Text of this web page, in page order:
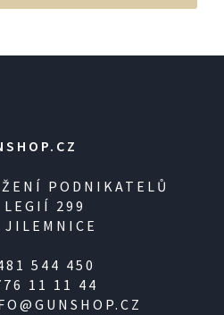
PODNIKATELŮ
LEGIÍ 299
544 450
11 11 44